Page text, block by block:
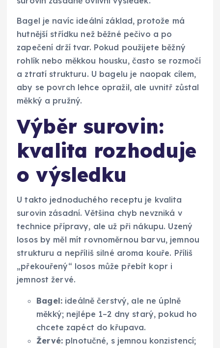
Bagel je navíc ideální základ, protože má
hutnější střídku než běžné pečivo a po
zapečení drží tvar. Pokud použijete běžný
rohlík nebo měkkou housku, často se rozmočí
a ztratí strukturu. U bagelu je naopak cílem,
aby se povrch lehce opražil, ale uvnitř zůstal
měkký a pružný.
Výběr surovin:
kvalita rozhoduje
o výsledku
U takto jednoduchého receptu je kvalita
surovin zásadní. Většina chyb nevzniká v
technice přípravy, ale už při nákupu. Uzený
losos by měl mít rovnoměrnou barvu, jemnou
strukturu a nepříliš silné aroma kouře. Příliš
„překouřený“ losos může přebít kopr i
jemnost žervé.
Bagel:ideálně čerstvý, ale ne úplně
měkký; nejlépe 1–2 dny starý, pokud ho
chcete zapéct do křupava.
Žervé:plnotučné, s jemnou konzistencí;